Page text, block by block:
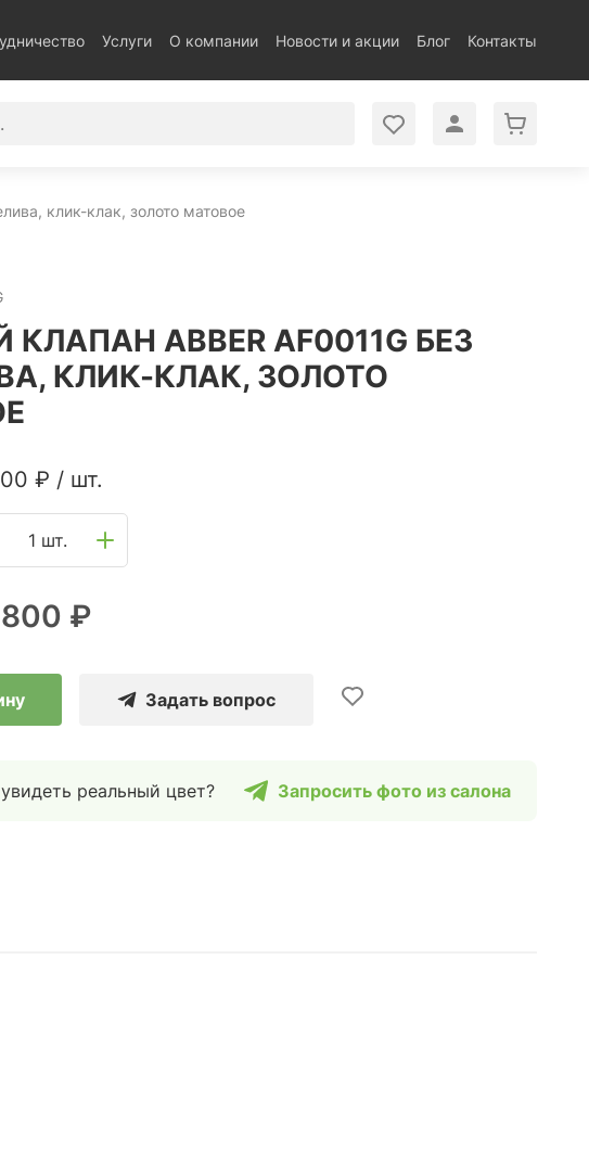
Услуги О компании Новости и акции Блог Контакты
клик-клак, золото матовое
ABBER AF0011G БЕЗ
КЛИК-КЛАК, ЗОЛОТО
₽ / шт.
1 шт.
₽
Задать вопрос
реальный цвет? Запросить фото из салона